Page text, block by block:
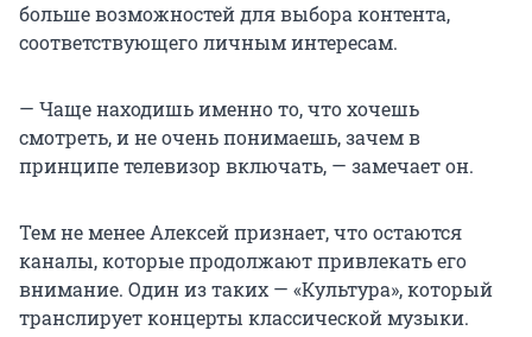
больше возможностей для выбора контента,
соответствующего личным интересам.
— Чаще находишь именно то, что хочешь
смотреть, и не очень понимаешь, зачем в
принципе телевизор включать, — замечает он.
Тем не менее Алексей признает, что остаются
каналы, которые продолжают привлекать его
внимание. Один из таких — «Культура», который
транслирует концерты классической музыки.